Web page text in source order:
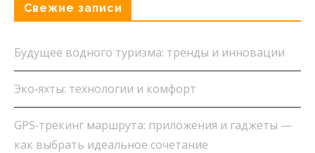
Свежие записи
Будущее водного туризма: тренды и инновации
Эко‑яхты: технологии и комфорт
GPS‑трекинг маршрута: приложения и гаджеты —
как выбрать идеальное сочетание